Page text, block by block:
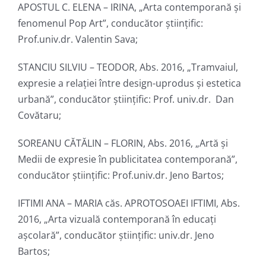
APOSTUL C. ELENA – IRINA, „Arta contemporană și
fenomenul Pop Art”, conducător ştiinţific:
Prof.univ.dr. Valentin Sava;
STANCIU SILVIU – TEODOR, Abs. 2016, „Tramvaiul,
expresie a relației între design-uprodus și estetica
urbană”, conducător ştiinţific: Prof. univ.dr. Dan
Covătaru;
SOREANU CĂTĂLIN – FLORIN, Abs. 2016, „Artă și
Medii de expresie în publicitatea contemporană”,
conducător ştiinţific: Prof.univ.dr. Jeno Bartos;
IFTIMI ANA – MARIA căs. APROTOSOAEI IFTIMI, Abs.
2016, „Arta vizuală contemporană în educați
așcolară”, conducător ştiinţific: univ.dr. Jeno
Bartos;